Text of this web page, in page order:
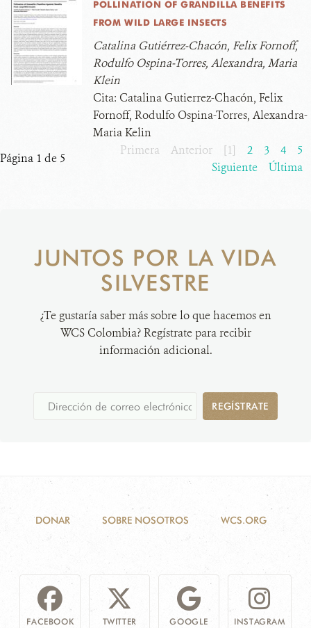
POLLINATION OF GRANDILLA BENEFITS
FROM WILD LARGE INSECTS
Catalina Gutiérrez-Chacón, Felix Fornoff,
Rodulfo Ospina-Torres, Alexandra, Maria
Klein
Cita: Catalina Gutierrez-Chacón, Felix
Fornoff, Rodulfo Ospina-Torres, Alexandra-
Maria Kelin
Página 1 de 5
Primera Anterior [1] 2 3 4
5
Siguiente
Última
JUNTOS POR LA VIDA
SILVESTRE
¿Te gustaría saber más sobre lo que hacemos en
WCS Colombia? Regístrate para recibir
información adicional.
REGÍSTRATE
DONAR SOBRE NOSOTROS WCS.ORG
FACEBOOK TWITTER GOOGLE INSTAGRAM